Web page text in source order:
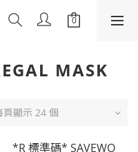
MASK
頁顯示 24 個